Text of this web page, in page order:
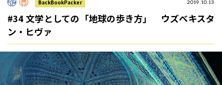
BackBookPacker 2019.10.13
#34 文学としての「地球の歩き方」 ウズベキスタ
ン・ヒヴァ